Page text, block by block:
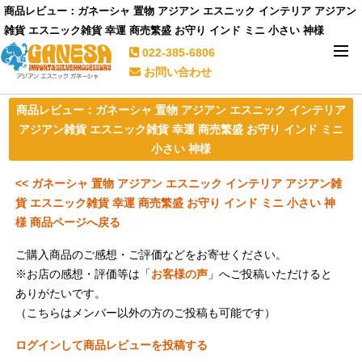
商品レビュー：ガネーシャ 置物 アジアン エスニック インテリア アジアン
雑貨 エスニック雑貨 幸運 商売繁盛 お守り インド ミニ 小さい 神様
022-385-6806
お問い合わせ
商品レビュー：ガネーシャ 置物 アジアン エスニック インテリア
アジアン雑貨 エスニック雑貨 幸運 商売繁盛 お守り インド ミニ
小さい 神様
<< ガネーシャ 置物 アジアン エスニック インテリア アジアン雑
貨 エスニック雑貨 幸運 商売繁盛 お守り インド ミニ 小さい 神
様 商品ページへ戻る
ご購入商品のご感想・ご評価などをお寄せください。
※お店の感想・評価等は「お客様の声 」へご投稿いただけると
ありがたいです。
（こちらはメンバー以外の方のご投稿も可能です）
ログインして商品レビューを投稿する